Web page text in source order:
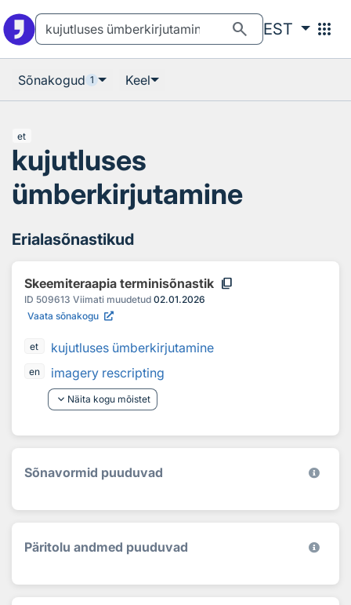
search EST apps
Sõnakogud 1 Keel
et
kujutluses
ümberkirjutamine
Erialasõnastikud
Skeemiteraapia terminisõnastik content_copy
ID 509613 Viimati muudetud 02.01.2026
Vaata sõnakogu
et kujutluses ümberkirjutamine
en
imagery rescripting
keyboard_arrow_down Näita kogu mõistet
Sõnavormid puuduvad
Päritolu andmed puuduvad